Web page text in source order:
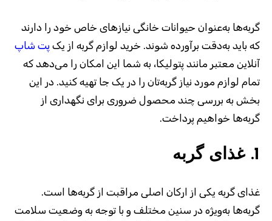
گربه‌ها به‌عنوان حیوانات خانگی نیازهای خاص خود را دارند
که باید به‌دقت برآورده شوند. خرید لوازم گربه از یک پت شاپ
آنلاین معتبر مانند پتولیکا، به شما این امکان را می‌دهد که
تمام لوازم مورد نیاز گربه‌تان را در یک جا تهیه کنید. در این
بخش به بررسی چند محصول ضروری برای نگهداری از
گربه‌ها خواهیم پرداخت.
1. غذای گربه
غذای گربه یکی از ارکان اصلی مراقبت از گربه‌ها است.
گربه‌ها به‌ویژه در سنین مختلف و با توجه به وضعیت سلامت